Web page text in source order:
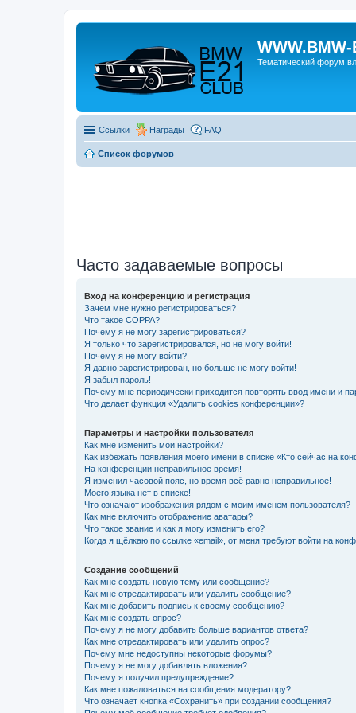
WWW.BMW-
Тематический форум
Ссылки Награды FAQ
Список форумов
Часто задаваемые вопросы
Вход на конференцию и регистрация
Зачем мне нужно регистрироваться?
Что такое COPPA?
Почему я не могу зарегистрироваться?
Я только что зарегистрировался, но не могу войти!
Почему я не могу войти?
Я давно зарегистрирован, но больше не могу войти!
Я забыл пароль!
Почему мне периодически приходится повторять ввод имени и
Что делает функция «Удалить cookies конференции»?
Параметры и настройки пользователя
Как мне изменить мои настройки?
Как избежать появления моего имени в списке «Кто сейчас на
На конференции неправильное время!
Я изменил часовой пояс, но время всё равно неправильное!
Моего языка нет в списке!
Что означают изображения рядом с моим именем пользователя?
Как мне включить отображение аватары?
Что такое звание и как я могу изменить его?
Когда я щёлкаю по ссылке «email», от меня требуют войти на
Создание сообщений
Как мне создать новую тему или сообщение?
Как мне отредактировать или удалить сообщение?
Как мне добавить подпись к своему сообщению?
Как мне создать опрос?
Почему я не могу добавить больше вариантов ответа?
Как мне отредактировать или удалить опрос?
Почему мне недоступны некоторые форумы?
Почему я не могу добавлять вложения?
Почему я получил предупреждение?
Как мне пожаловаться на сообщения модератору?
Что означает кнопка «Сохранить» при создании сообщения?